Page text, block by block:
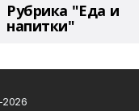
Рубрика "Еда и
напитки"
2026